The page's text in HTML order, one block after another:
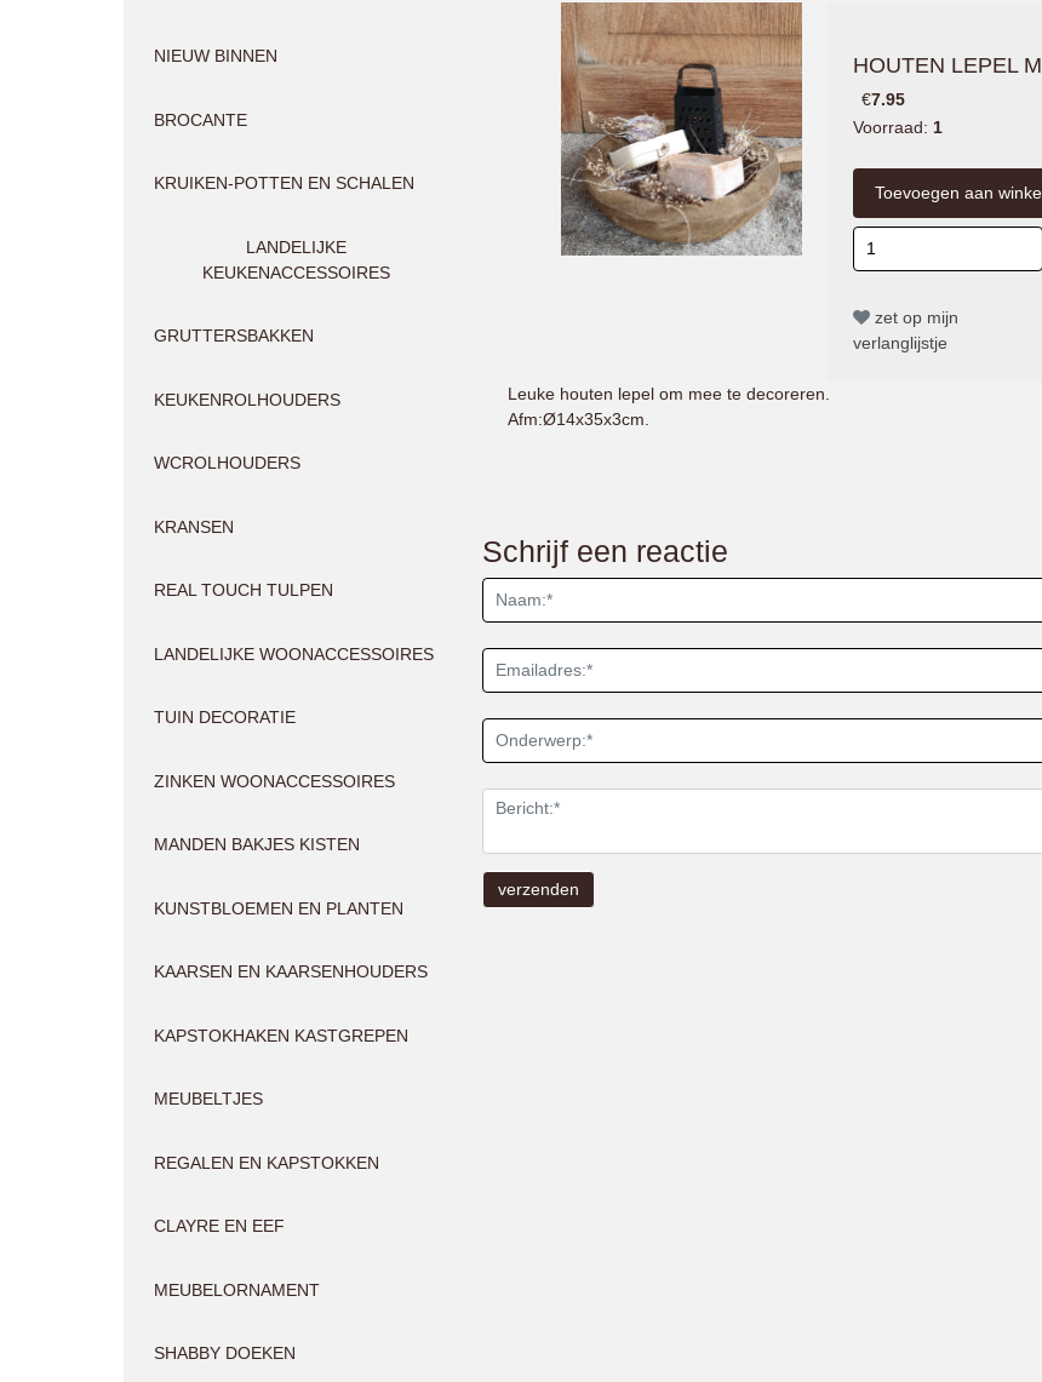
NIEUW BINNEN
BROCANTE
KRUIKEN-POTTEN EN SCHALEN
LANDELIJKE
KEUKENACCESSOIRES
GRUTTERSBAKKEN
KEUKENROLHOUDERS
WCROLHOUDERS
KRANSEN
REAL TOUCH TULPEN
LANDELIJKE WOONACCESSOIRES
TUIN DECORATIE
ZINKEN WOONACCESSOIRES
MANDEN BAKJES KISTEN
KUNSTBLOEMEN EN PLANTEN
KAARSEN EN KAARSENHOUDERS
KAPSTOKHAKEN KASTGREPEN
MEUBELTJES
REGALEN EN KAPSTOKKEN
CLAYRE EN EEF
MEUBELORNAMENT
SHABBY DOEKEN
HOUTEN LEPEL M
€7.95
Voorraad: 1
zet op mijn
verlanglijstje
Leuke houten lepel om mee te decoreren.
Afm:Ø14x35x3cm.
Schrijf een reactie